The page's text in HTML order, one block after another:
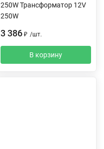
250W Трансформатор 12V
250W
3 386 ₽ /шт.
В корзину